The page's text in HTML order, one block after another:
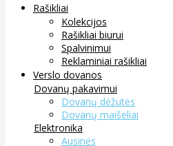
Rašikliai
Kolekcijos
Rašikliai biurui
Spalvinimui
Reklaminiai rašikliai
Verslo dovanos
Dovanų pakavimui
Dovanų dėžutės
Dovanų maišeliai
Elektronika
Ausinės